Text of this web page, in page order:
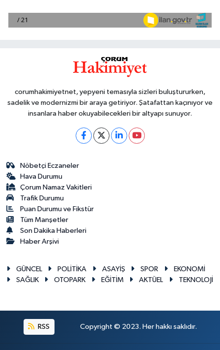
corumhakimiyetnet, yepyeni temasıyla sizleri buluştururken,
sadelik ve modernizmi bir araya getiriyor. Şatafattan kaçınıyor ve
insanlara haber okuyabilecekleri bir altyapı sunuyor.
Nöbetçi Eczaneler
Hava Durumu
Çorum Namaz Vakitleri
Trafik Durumu
Puan Durumu ve Fikstür
Tüm Manşetler
Son Dakika Haberleri
Haber Arşivi
GÜNCEL POLİTİKA ASAYİŞ SPOR
EKONOMİ
SAĞLIK
OTOPARK EĞİTİM AKTÜEL TEKNOLOJİ
RSS Copyright © 2023. Her hakkı saklıdır.